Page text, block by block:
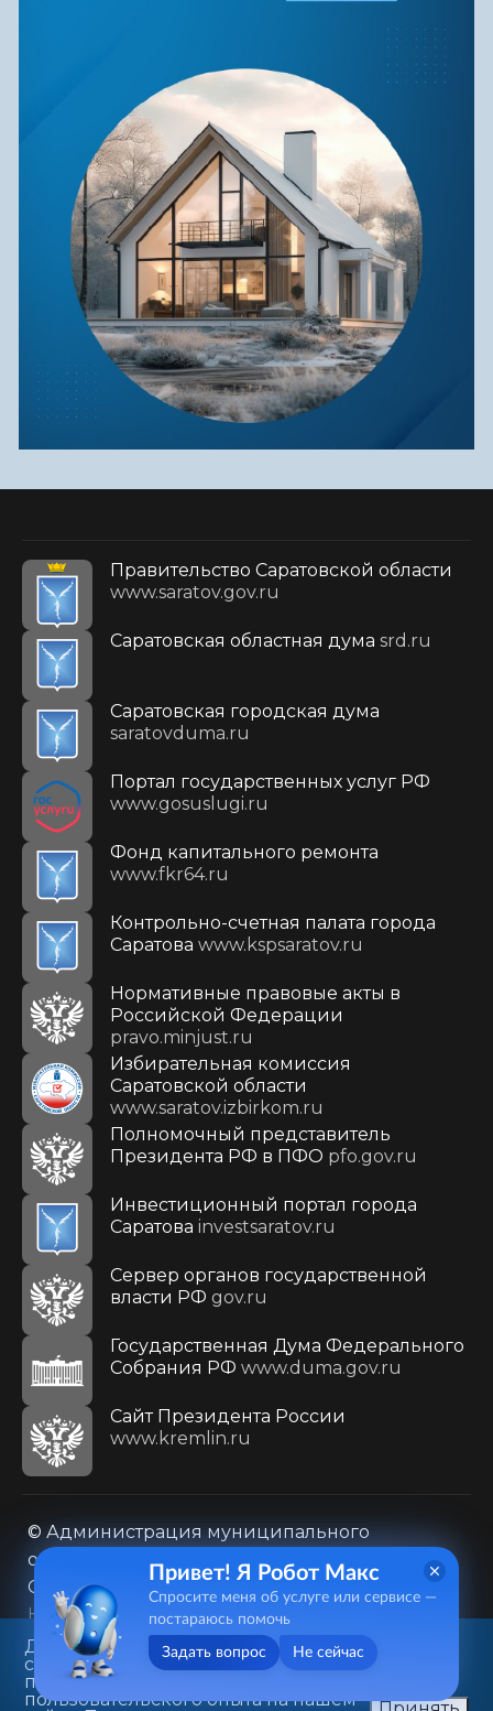
Правительство Саратовской области
www.saratov.gov.ru
Саратовская областная дума srd.ru
Саратовская городская дума
saratovduma.ru
Портал государственных услуг РФ
www.gosuslugi.ru
Фонд капитального ремонта
www.fkr64.ru
Контрольно-счетная палата города
Саратова www.kspsaratov.ru
Нормативные правовые акты в
Российской Федерации
pravo.minjust.ru
Избирательная комиссия
Саратовской области
www.saratov.izbirkom.ru
Полномочный представитель
Президента РФ в ПФО pfo.gov.ru
Инвестиционный портал города
Саратова investsaratov.ru
Сервер органов государственной
власти РФ gov.ru
Государственная Дума Федерального
Собрания РФ www.duma.gov.ru
Cайт Президента России
www.kremlin.ru
© Администрация муниципального
образования городского округа «Город
Саратов»
Контакты
Карта сайта
Политика в отношении обработки
персональных данных
410031, г. Саратов, ул. Первомайская, д. 78
Данный веб-сайт использует
cookie-файлы в целях
предоставления вам лучшего
пользовательского опыта на нашем
Привет! Я Робот Макс
Спросите меня об услуге или сервисе —
постараюсь помочь
Задать вопрос Не сейчас